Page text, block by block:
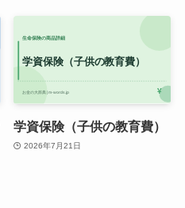
学資保険（子供の教育費）
2026年7月21日